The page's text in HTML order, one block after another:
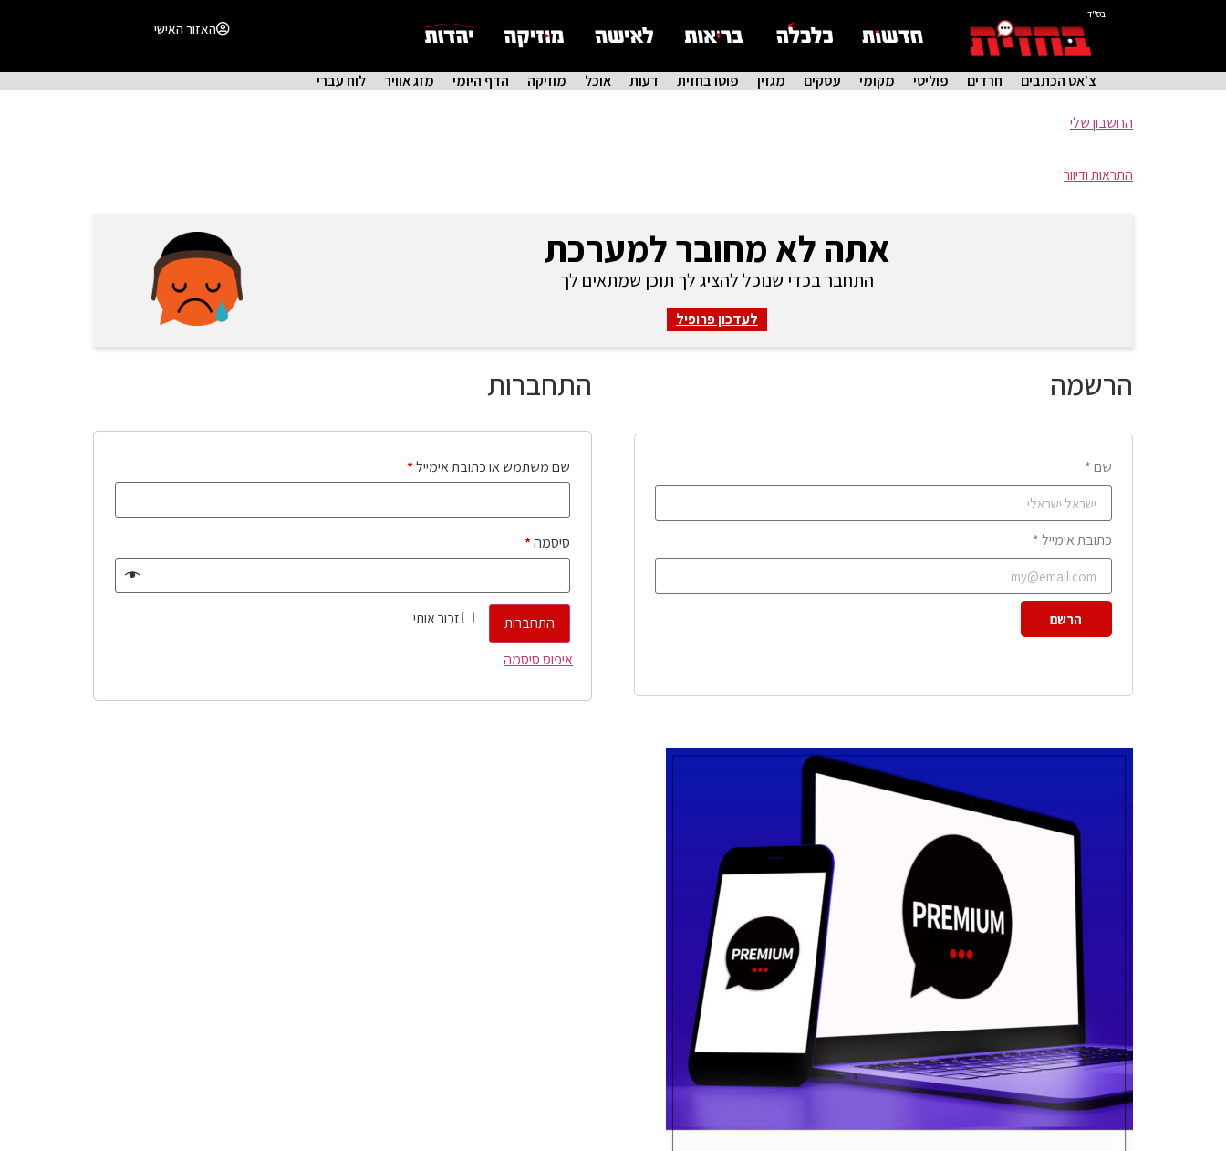
בס"ד
האזור האישי
צ'אט הכתבים חרדים פוליטי מקומי עסקים מגזין פוטו בחזית דעות אוכל מוזיקה הדף היומי מזג אוויר לוח עברי
החשבון שלי
התראות ודיוור
אתה לא מחובר למערכת
התחבר בכדי שנוכל להציג לך תוכן שמתאים לך
לעדכון פרופיל
התחברות
שם משתמש או כתובת אימייל*
סיסמה*
זכור אותי
התחברות
איפוס סיסמה
הרשמה
שם *
כתובת אימייל *
הרשם